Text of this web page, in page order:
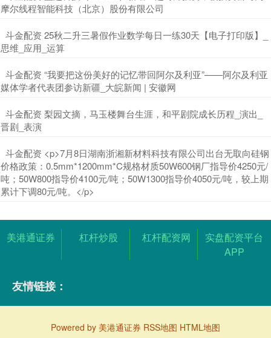
摩尔线程智能科技（北京）股份有限公司
​斗金配资 25秋二升三暑假作业数学每日一练30天【电子打印版】_
思维_应用_运算
​斗金配资 “我要把这份美好的记忆带回阿尔及利亚”——阿尔及利亚
媒体学者代表团参访新疆_大皖新闻 | 安徽网
​斗金配资 梨园文摘，马玉楼舞台生涯，和平剧院成长历程_演出_
晋剧_表演
​斗金配资 <p>7月8日湖南浙湘新材料科技有限公司出台无取向硅钢
价格政策：0.5mm*1200mm*C规格材质50W600钢厂指导价4250元/
吨；50W800指导价4100元/吨；50W1300指导价4050元/吨，较上期
累计下调80元/吨。</p>
美港通证券 杠杆炒股 杠杆配资网
实盘配资平台
APP
友情链接：
Powered by 美港通证券 RSS地图 HTML地图